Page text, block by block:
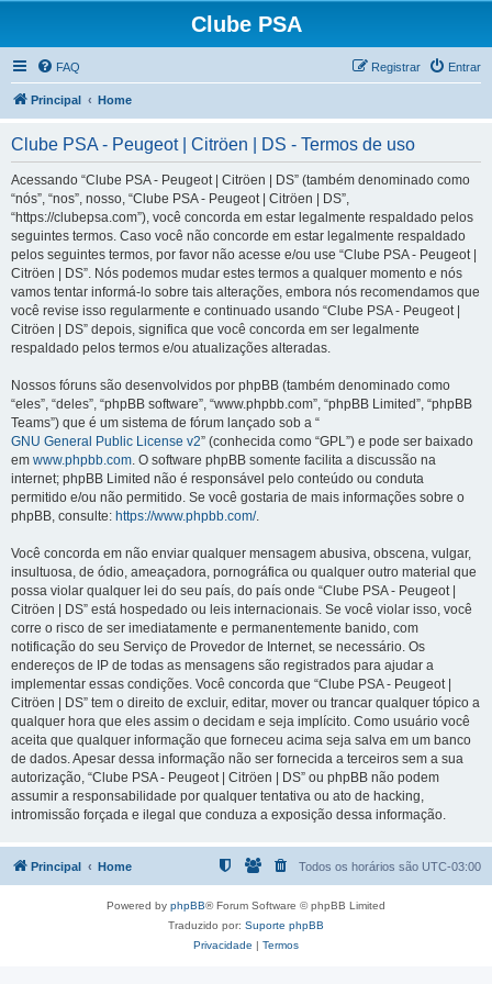
Clube PSA
FAQ Entrar
Registrar
Principal Home
Clube PSA - Peugeot | Citröen | DS - Termos de uso
Acessando “Clube PSA - Peugeot | Citröen | DS” (também denominado como
“nós”, “nos”, nosso, “Clube PSA - Peugeot | Citröen | DS”,
“https://clubepsa.com”), você concorda em estar legalmente respaldado pelos
seguintes termos. Caso você não concorde em estar legalmente respaldado
pelos seguintes termos, por favor não acesse e/ou use “Clube PSA - Peugeot |
Citröen | DS”. Nós podemos mudar estes termos a qualquer momento e nós
vamos tentar informá-lo sobre tais alterações, embora nós recomendamos que
você revise isso regularmente e continuado usando “Clube PSA - Peugeot |
Citröen | DS” depois, significa que você concorda em ser legalmente
respaldado pelos termos e/ou atualizações alteradas.
Nossos fóruns são desenvolvidos por phpBB (também denominado como
“eles”, “deles”, “phpBB software”, “www.phpbb.com”, “phpBB Limited”, “phpBB
Teams”) que é um sistema de fórum lançado sob a “
GNU General Public License v2” (conhecida como “GPL”) e pode ser baixado
em www.phpbb.com. O software phpBB somente facilita a discussão na
internet; phpBB Limited não é responsável pelo conteúdo ou conduta
permitido e/ou não permitido. Se você gostaria de mais informações sobre o
phpBB, consulte: https://www.phpbb.com/.
Você concorda em não enviar qualquer mensagem abusiva, obscena, vulgar,
insultuosa, de ódio, ameaçadora, pornográfica ou qualquer outro material que
possa violar qualquer lei do seu país, do país onde “Clube PSA - Peugeot |
Citröen | DS” está hospedado ou leis internacionais. Se você violar isso, você
corre o risco de ser imediatamente e permanentemente banido, com
notificação do seu Serviço de Provedor de Internet, se necessário. Os
endereços de IP de todas as mensagens são registrados para ajudar a
implementar essas condições. Você concorda que “Clube PSA - Peugeot |
Citröen | DS” tem o direito de excluir, editar, mover ou trancar qualquer tópico a
qualquer hora que eles assim o decidam e seja implícito. Como usuário você
aceita que qualquer informação que forneceu acima seja salva em um banco
de dados. Apesar dessa informação não ser fornecida a terceiros sem a sua
autorização, “Clube PSA - Peugeot | Citröen | DS” ou phpBB não podem
assumir a responsabilidade por qualquer tentativa ou ato de hacking,
intromissão forçada e ilegal que conduza a exposição dessa informação.
Principal Home Todos os horários são UTC-03:00
Powered by phpBB® Forum Software © phpBB Limited
Traduzido por: Suporte phpBB
Privacidade | Termos